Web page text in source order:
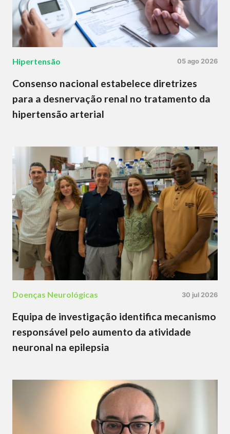
Hipertensão 05 ago 2026
Consenso nacional estabelece diretrizes
para a desnervação renal no tratamento da
hipertensão arterial
Doenças Neurológicas 30 jul 2026
Equipa de investigação identifica mecanismo
responsável pelo aumento da atividade
neuronal na epilepsia